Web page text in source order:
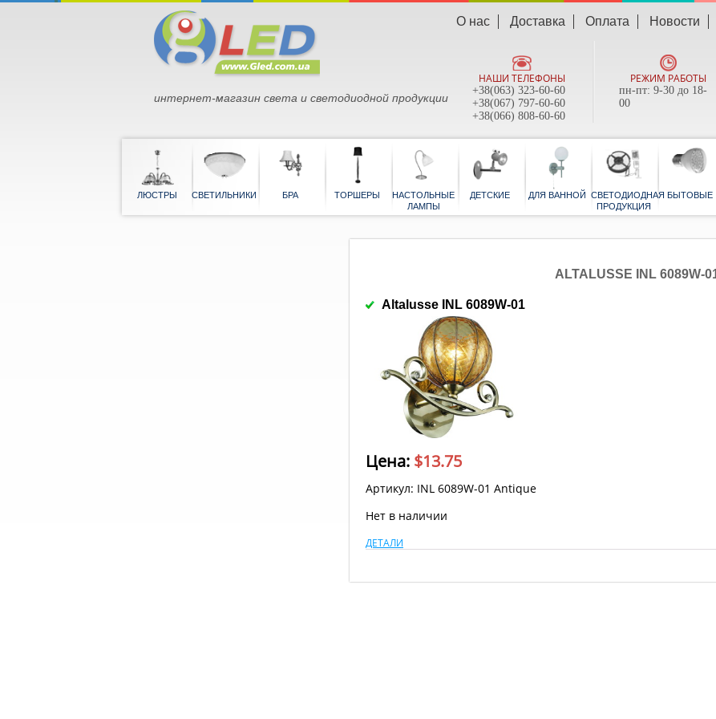
интернет-магазин света и светодиодной продукции
О нас Доставка Оплата Новости
НАШИ ТЕЛЕФОНЫ
+38(063) 323-60-60
+38(067) 797-60-60
+38(066) 808-60-60
РЕЖИМ РАБОТЫ
пн-пт: 9-30 до 18-
00
ЛЮСТРЫ СВЕТИЛЬНИКИ БРА ТОРШЕРЫ НАСТОЛЬНЫЕ ДЕТСКИЕ ДЛЯ ВАННОЙ
ALTALUSSE INL 6089W-
Altalusse INL 6089W-01
Цена: $13.75
Артикул: INL 6089W-01 Antique
Нет в наличии
ДЕТАЛИ